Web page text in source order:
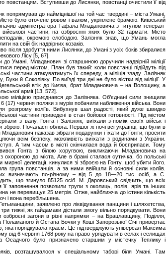
повстанцям. Вступивши до Лисянки, повстанці очистили її від
попрямував до найміцнішої на той час твердині – міста Умані,
було оточене ровом і валом, укріплене брамою. Київський
адміністратора Тафала Младановича з титулом генерал-
частини, на озброєнні яких було 32 гармати. Місто
окремою слободою. Залізняк знав, що Умань могла
на свій бік надвірних козаків.
після здобуття ними Лисянки, до Умані з усіх боків збиралися
Лісу [5, 67].
Умані, Младанович зі старшиною доручили надвірній міліції
перед містом. План був такий: коли повстанці підійдуть під
частини атакуватимуть їх спереду, а міліція ззаду. Залізняк
й Соколівку. По виїзді три дні не було вістки від міліції. У
втік до Києва, брат Младановича – на Волощину, а
армії [13, 572].
міліцією приєднався до Залізняка. Об’єднані сили знищили
6 (17) червня поляки з мурів побачили наближення війська. Вони
розгрому коліїв. Вибухнув шал радості, який дуже швидко
частини приведені в стан бойової готовності. Під містом
з валу, Гонта і Залізняк, виїхали з-поміж своїх військ і
зброю. Почалася облога. Першої ж ночі всі українці, що були в
наказав зібрати подарунки і їхати до Гонти, просити
всім безпеку, можливість виїхати з родинами з України.
А тим часом в місті скінчилася вода й боєприпаси. Тому
Гонта з білою хоругвою, викликаючи Младановича на
охороною до міста. Але в брамі сталася сутичка, бо польські
делегації, кинулися зі зброєю на Гонту, щоб убити його.
група повстанців, а за ними ввійшли й основні сили коліїв.
визначають по-різному – від 5 до 18—20 тис. осіб, а С.
що згинуло 85125 осіб. М. Даровський свідчить, що всіх
заповнення позвозили трупи з околиць, полів, ярів та інших
не перевищує 25 метрів. Отже, найближча до істини кількість
і вона перебільшена.
заявлено про ліквідування панщини і шляхетства,
тижні, як гайдамаки дістали змогу вільно порядкувати. Вони
загони в різні напрямки – на Брацлавщину, Поділля,
й Остапа Бочки у Коші Запорозької Січі привертає
яка порядкувала краєм. Це підтверджують універсал Максима
від 6 червня 1768 року на право урядувати в селах і селищах
було призначено старшим у містечку Теплику і
розташувалося у спеціальному таборі біля Умані. Там